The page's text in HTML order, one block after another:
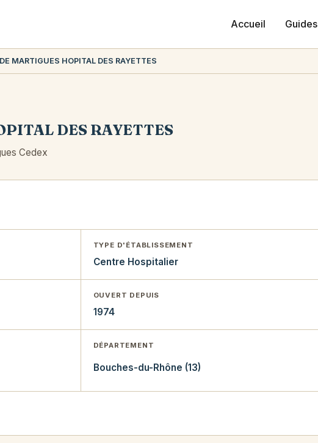
Accueil Guides
MARTIGUES HOPITAL DES RAYETTES
DES RAYETTES
Cedex
TYPE D'ÉTABLISSEMENT
Centre Hospitalier
OUVERT DEPUIS
1974
DÉPARTEMENT
Bouches-du-Rhône (13)